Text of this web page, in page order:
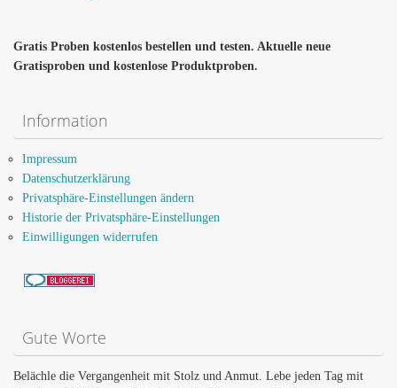
Gratis Proben kostenlos bestellen und testen. Aktuelle neue
Gratisproben und kostenlose Produktproben.
Information
Impressum
Datenschutzerklärung
Privatsphäre-Einstellungen ändern
Historie der Privatsphäre-Einstellungen
Einwilligungen widerrufen
Gute Worte
Belächle die Vergangenheit mit Stolz und Anmut. Lebe jeden Tag mit